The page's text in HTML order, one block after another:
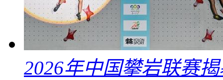
2026年中国攀岩联赛